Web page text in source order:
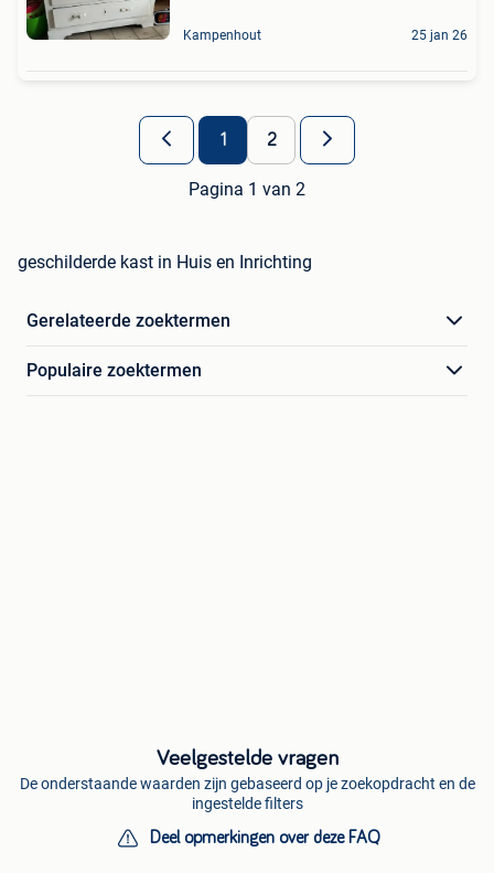
Kampenhout 25 jan 26
1 2
Pagina 1 van 2
geschilderde kast in Huis en Inrichting
Gerelateerde zoektermen
Populaire zoektermen
Veelgestelde vragen
De onderstaande waarden zijn gebaseerd op je zoekopdracht en de
ingestelde filters
Deel opmerkingen over deze FAQ